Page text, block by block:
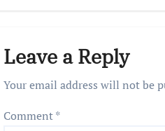
Leave a Reply
Your email address will not be
Comment*